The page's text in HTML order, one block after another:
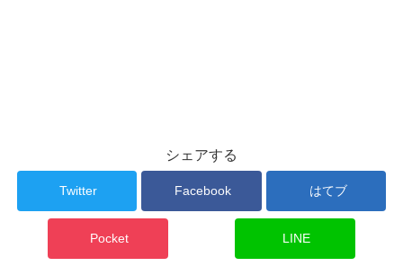
シェアする
Twitter Facebook はてブ
Pocket LINE